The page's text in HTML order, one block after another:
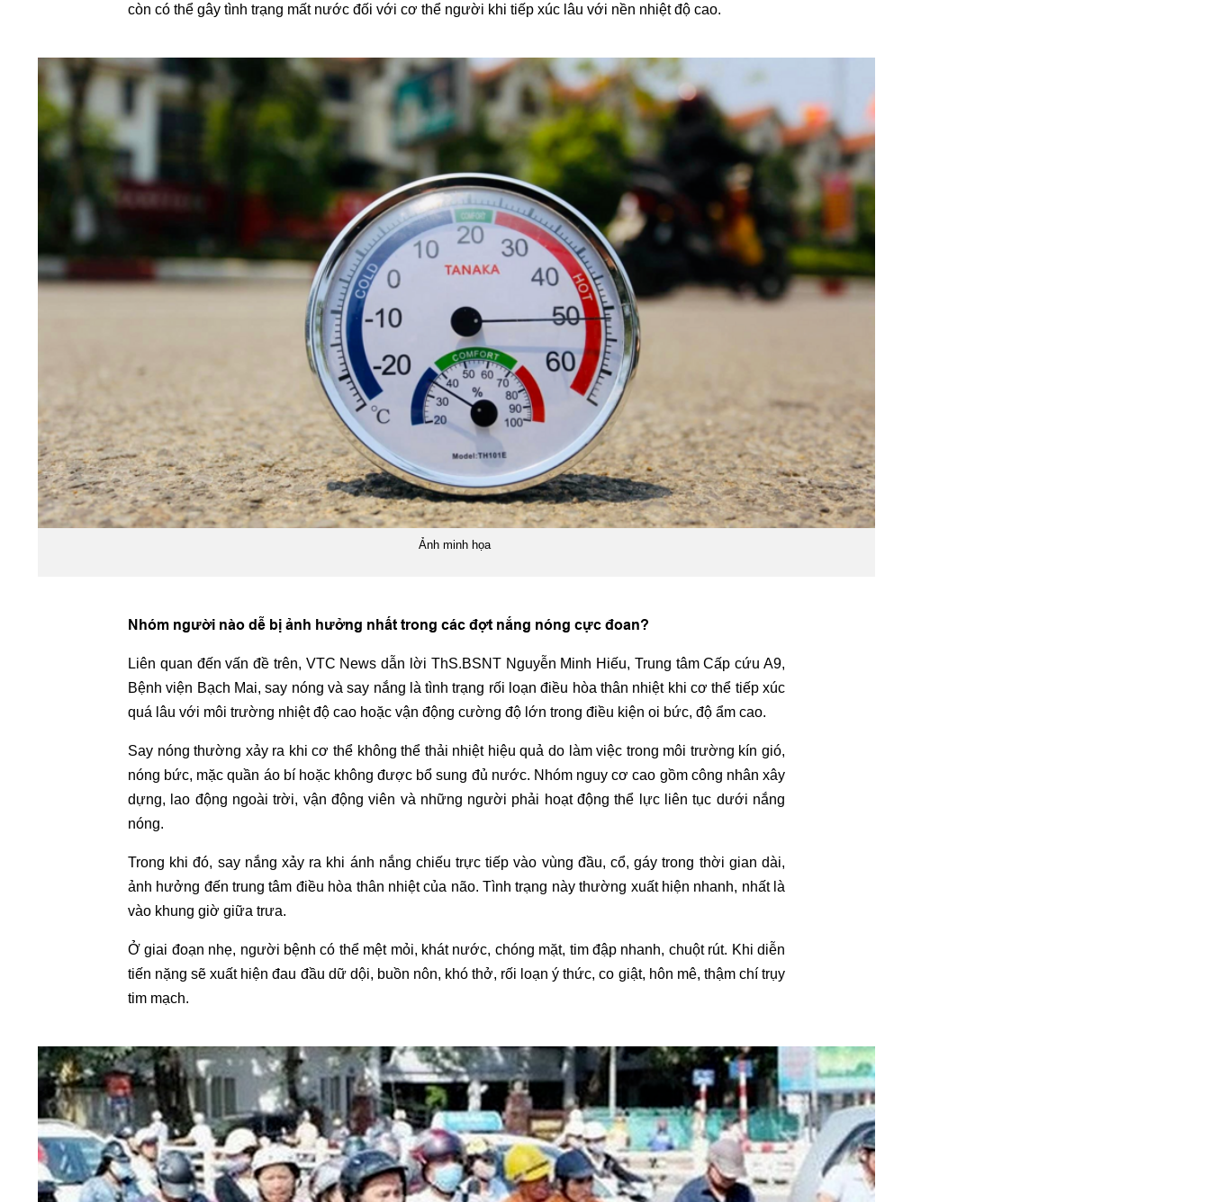
còn có thể gây tình trạng mất nước đối với cơ thể người khi tiếp xúc lâu với nền nhiệt độ cao.
Ảnh minh họa
Nhóm người nào dễ bị ảnh hưởng nhất trong các đợt nắng nóng cực đoan?
Liên quan đến vấn đề trên, VTC News dẫn lời ThS.BSNT Nguyễn Minh Hiếu, Trung tâm Cấp cứu A9,
Bệnh viện Bạch Mai, say nóng và say nắng là tình trạng rối loạn điều hòa thân nhiệt khi cơ thể tiếp xúc
quá lâu với môi trường nhiệt độ cao hoặc vận động cường độ lớn trong điều kiện oi bức, độ ẩm cao.
Say nóng thường xảy ra khi cơ thể không thể thải nhiệt hiệu quả do làm việc trong môi trường kín gió,
nóng bức, mặc quần áo bí hoặc không được bổ sung đủ nước. Nhóm nguy cơ cao gồm công nhân xây
dựng, lao động ngoài trời, vận động viên và những người phải hoạt động thể lực liên tục dưới nắng
nóng.
Trong khi đó, say nắng xảy ra khi ánh nắng chiếu trực tiếp vào vùng đầu, cổ, gáy trong thời gian dài,
ảnh hưởng đến trung tâm điều hòa thân nhiệt của não. Tình trạng này thường xuất hiện nhanh, nhất là
vào khung giờ giữa trưa.
Ở giai đoạn nhẹ, người bệnh có thể mệt mỏi, khát nước, chóng mặt, tim đập nhanh, chuột rút. Khi diễn
tiến nặng sẽ xuất hiện đau đầu dữ dội, buồn nôn, khó thở, rối loạn ý thức, co giật, hôn mê, thậm chí trụy
tim mạch.